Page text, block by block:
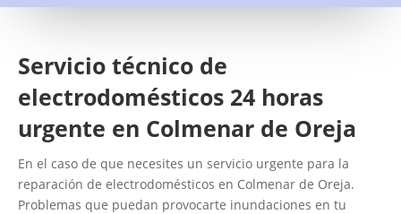
Servicio técnico de
electrodomésticos 24 horas
urgente en Colmenar de Oreja
En el caso de que necesites un servicio urgente para la
reparación de electrodomésticos en Colmenar de Oreja.
Problemas que puedan provocarte inundaciones en tu